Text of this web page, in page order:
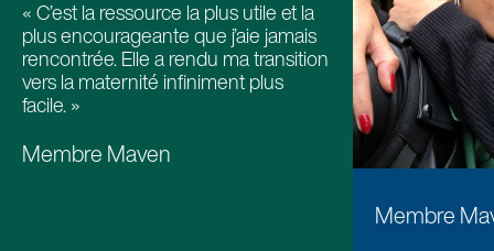
« C’est la ressource la plus utile et la
plus encourageante que j’aie jamais
rencontrée. Elle a rendu ma transition
vers la maternité infiniment plus
facile. »
Membre Maven
Membre